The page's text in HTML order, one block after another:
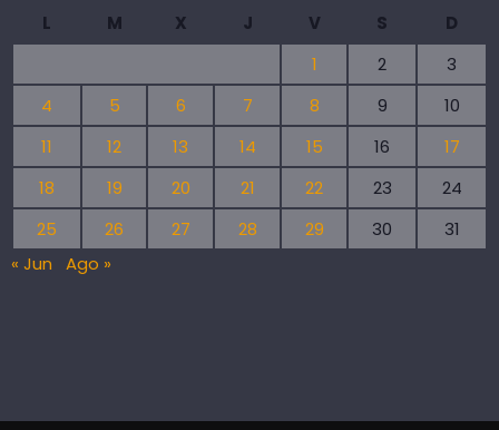
L M X J V S
D
1
2
3
4
5 6 7 8 9
10
11
12 13 14 15 16
17
18
19 20 21 22 23
24
25
26 27 28 29 30
31
« Jun
Ago »